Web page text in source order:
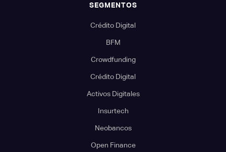
SEGMENTOS
Crédito Digital
BFM
Crowdfunding
Crédito Digital
Activos Digitales
Insurtech
Neobancos
Open Finance